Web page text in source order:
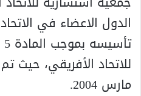
الدول الاعضاء في
مارس 2004.